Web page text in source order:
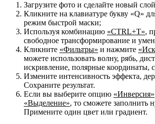
Загрузите фото и сделайте новый
Кликните на клавиатуре букву «Q»
режим быстрой маски;
Используя комбинацию «CTRL+T»,
свободное трансформирование и
Кликните «Фильтры» и нажмите
можете использовать волну, рябь,
искривление, полярные координаты,
Измените интенсивность эффекта,
Сохраните результат.
Если вы выберите опцию «Инверсия»
«Выделение», то сможете заполнить
Примените один цвет или градиент.